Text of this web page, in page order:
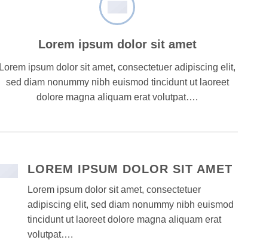
Lorem ipsum dolor sit amet
Lorem ipsum dolor sit amet, consectetuer adipiscing elit,
sed diam nonummy nibh euismod tincidunt ut laoreet
dolore magna aliquam erat volutpat….
LOREM IPSUM DOLOR SIT AMET
Lorem ipsum dolor sit amet, consectetuer
adipiscing elit, sed diam nonummy nibh euismod
tincidunt ut laoreet dolore magna aliquam erat
volutpat….